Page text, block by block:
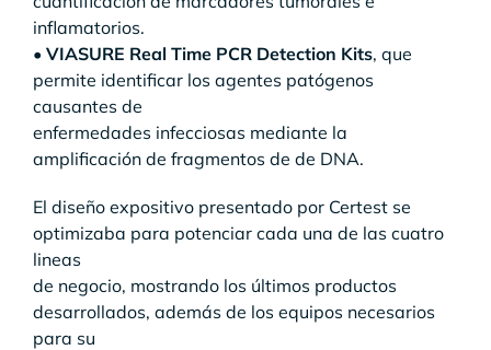
inflamatorios.
• VIASURE Real Time PCR Detection Kits, que
permite identificar los agentes patógenos
causantes de
enfermedades infecciosas mediante la
amplificación de fragmentos de de DNA.
El diseño expositivo presentado por Certest se
optimizaba para potenciar cada una de las cuatro
lineas
de negocio, mostrando los últimos productos
desarrollados, además de los equipos necesarios
para su